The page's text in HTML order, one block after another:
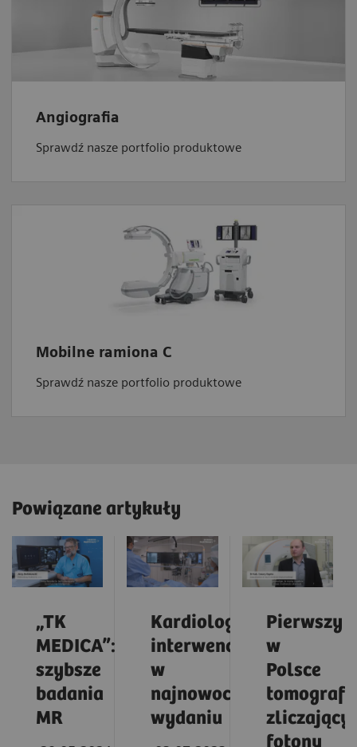
Angiografia
Sprawdź nasze portfolio produktowe
Mobilne ramiona C
Sprawdź nasze portfolio produktowe
Powiązane artykuły
„TK
MEDICA”:
Dwukrotnie
szybsze
badania
MR
Kardiologia
interwencyjna
w
najnowocześniejszym
wydaniu
Pierwszy
w
Polsce
tomograf
zliczający